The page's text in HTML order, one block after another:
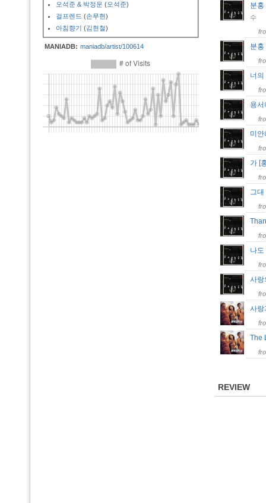
오석준 & 박정운 (오석준)
걸프렌드 (손무현)
아침향기 (김현철)
MANIADB: maniadb/artist/100614
분
수
분
너
용
미
가 [
그
나
사
사
REVIEW